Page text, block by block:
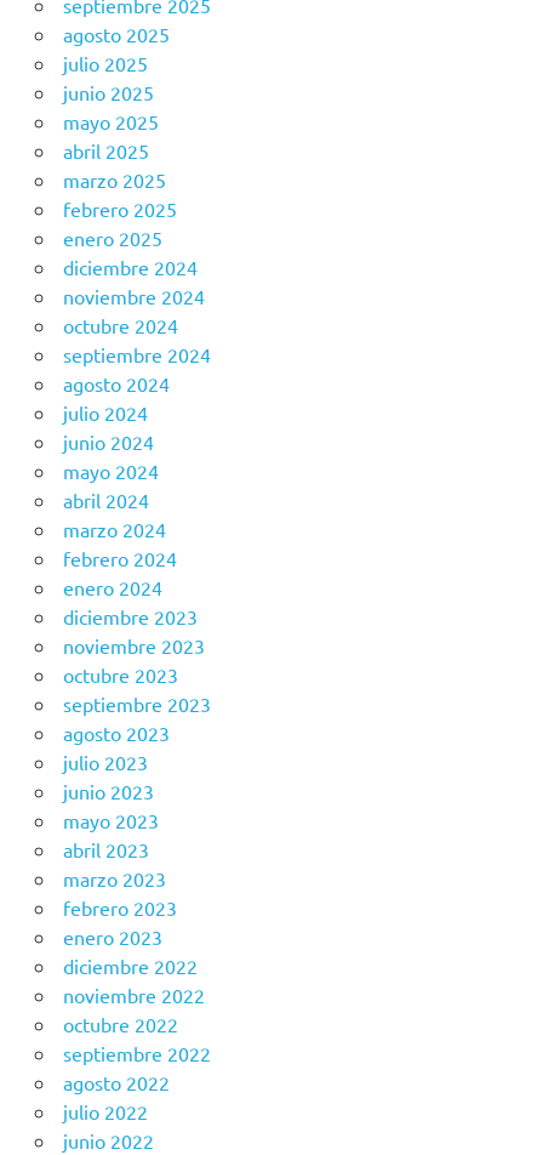
septiembre 2025
agosto 2025
julio 2025
junio 2025
mayo 2025
abril 2025
marzo 2025
febrero 2025
enero 2025
diciembre 2024
noviembre 2024
octubre 2024
septiembre 2024
agosto 2024
julio 2024
junio 2024
mayo 2024
abril 2024
marzo 2024
febrero 2024
enero 2024
diciembre 2023
noviembre 2023
octubre 2023
septiembre 2023
agosto 2023
julio 2023
junio 2023
mayo 2023
abril 2023
marzo 2023
febrero 2023
enero 2023
diciembre 2022
noviembre 2022
octubre 2022
septiembre 2022
agosto 2022
julio 2022
junio 2022